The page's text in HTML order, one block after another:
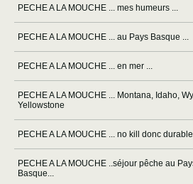
PECHE A LA MOUCHE ... mes humeurs ...
PECHE A LA MOUCHE ... au Pays Basque ...
PECHE A LA MOUCHE ... en mer ...
PECHE A LA MOUCHE ... Montana, Idaho,
Yellowstone
PECHE A LA MOUCHE ... no kill donc
PECHE A LA MOUCHE ..séjour pêche au
Basque...